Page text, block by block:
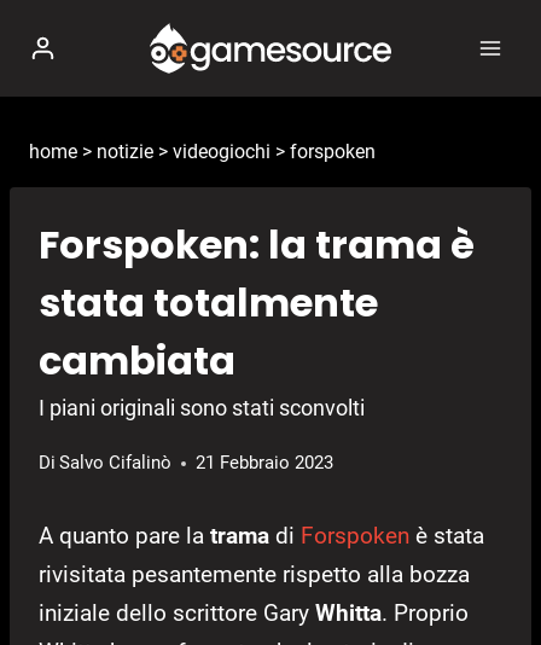
contenuto
home > notizie > videogiochi > forspoken
Forspoken: la trama è
stata totalmente
cambiata
I piani originali sono stati sconvolti
Di Salvo Cifalinò 21 Febbraio 2023
A quanto pare la trama di Forspoken è stata
rivisitata pesantemente rispetto alla bozza
iniziale dello scrittore Gary Whitta. Proprio